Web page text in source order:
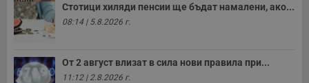
Стотици хиляди пенсии ще бъдат намалени, ако...
08:14 | 5.8.2026 г.
От 2 август влизат в сила нови правила при...
11:12 | 2.8.2026 г.